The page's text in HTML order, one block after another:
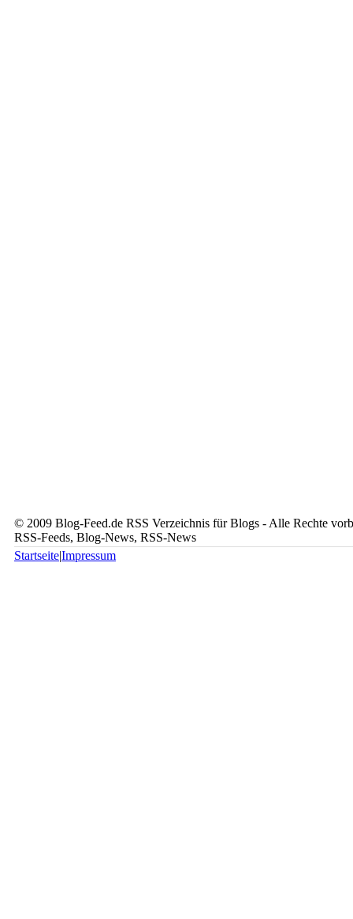
© 2009 Blog-Feed.de RSS Verzeichnis für Blogs - Alle Rechte
RSS-Feeds, Blog-News, RSS-News
Startseite|Impressum